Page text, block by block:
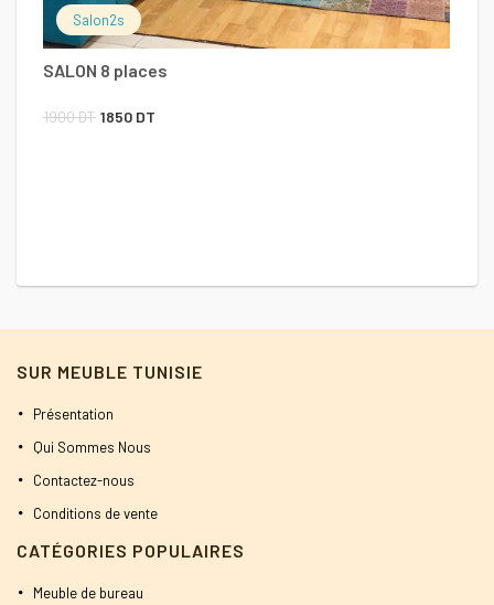
Salon2s
SALON 8 places
1900DT Le
1850 DT
SUR MEUBLE TUNISIE
Présentation
Qui Sommes Nous
Contactez-nous
Conditions de vente
CATÉGORIES POPULAIRES
Meuble de bureau